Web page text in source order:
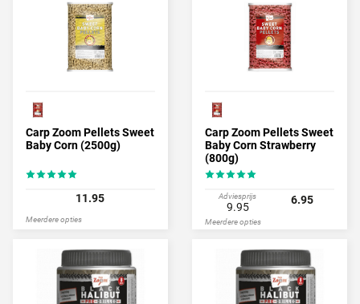
Carp Zoom Pellets Sweet
Baby Corn (2500g)
11.95
Meerdere opties
Carp Zoom Pellets Sweet
Baby Corn Strawberry
(800g)
Adviesprijs
9.95
6.95
Meerdere opties